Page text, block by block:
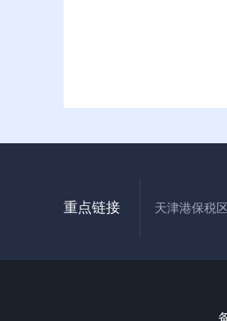
重点链接 天津港保税